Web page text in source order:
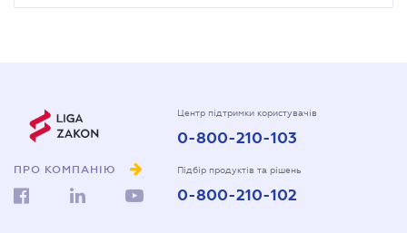
ПРО КОМПАНІЮ
Центр підтримки користувачів
0-800-210-103
Підбір продуктів та рішень
0-800-210-102